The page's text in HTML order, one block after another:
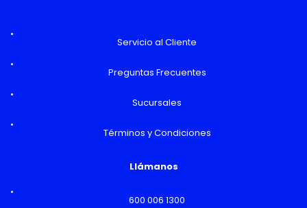
Servicio al Cliente
Preguntas Frecuentes
Sucursales
Términos y Condiciones
Llámanos
600 006 1300